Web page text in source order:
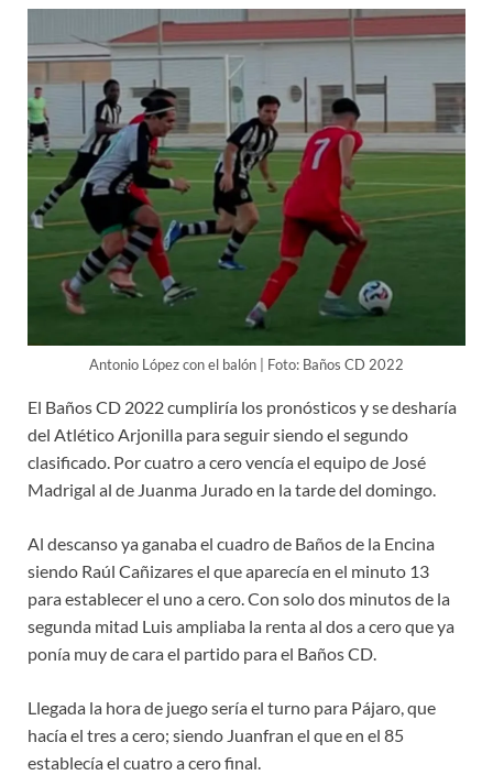
Antonio López con el balón | Foto: Baños CD 2022
El Baños CD 2022 cumpliría los pronósticos y se desharía
del Atlético Arjonilla para seguir siendo el segundo
clasificado. Por cuatro a cero vencía el equipo de José
Madrigal al de Juanma Jurado en la tarde del domingo.
Al descanso ya ganaba el cuadro de Baños de la Encina
siendo Raúl Cañizares el que aparecía en el minuto 13
para establecer el uno a cero. Con solo dos minutos de la
segunda mitad Luis ampliaba la renta al dos a cero que ya
ponía muy de cara el partido para el Baños CD.
Llegada la hora de juego sería el turno para Pájaro, que
hacía el tres a cero; siendo Juanfran el que en el 85
establecía el cuatro a cero final.